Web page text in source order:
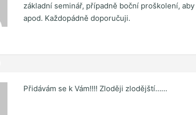
základní seminář, případně boční proškolení,
apod. Každopádně doporučuji.
Přidávám se k Vám!!!! Zloději zlodějští……